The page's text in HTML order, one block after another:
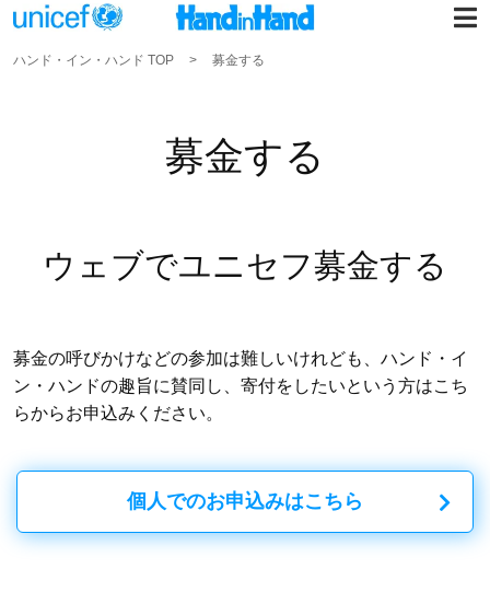
ハンド・イン・ハンド TOP 募金する
募金する
ウェブでユニセフ募金する
募金の呼びかけなどの参加は難しいけれども、ハンド・イ
ン・ハンドの趣旨に賛同し、寄付をしたいという方はこち
らからお申込みください。
個人でのお申込みはこちら